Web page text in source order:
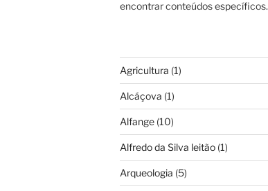
encontrar conteúdos específicos.
Agricultura (1)
Alcáçova (1)
Alfange(10)
Alfredo da Silva leitão(1)
Arqueologia (5)